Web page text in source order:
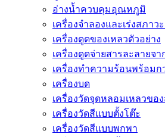
อ่างน้ำควบคุมอุณหภูมิ
เครื่องจำลองและเร่งสภาว
เครื่องดูดของเหลวตัวอย่าง
เครื่องดูดจ่ายสารละลายจ
เครื่องทำความร้อนพร้อมก
เครื่องบด
เครื่องวัดจุดหลอมเหลวขอ
เครื่องวัดสีแบบตั้งโต๊ะ
เครื่องวัดสีแบบพกพา